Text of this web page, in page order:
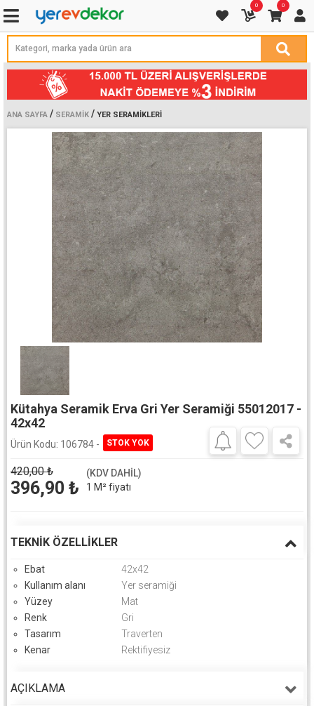
0 0
ANA SAYFA / SERAMIK / YER SERAMIKLERI
Kütahya Seramik Erva Gri Yer Seramiği 55012017 -
42x42
Ürün Kodu: 106784 -
420,00₺
396,90 ₺
(KDV DAHİL)
1 M² fiyatı
TEKNIK ÖZELLIKLER
Ebat
42x42
Kullanım alanı
Yer seramiği
Yüzey
Mat
Renk
Gri
Tasarım
Traverten
Kenar
Rektifiyesiz
AÇIKLAMA